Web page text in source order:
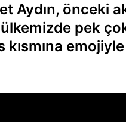
Aydın, önceki
pek
kısmına